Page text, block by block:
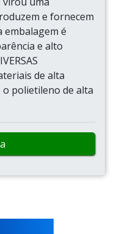
e fornecem
embalagem é
e alto
de alta
o polietileno de alta